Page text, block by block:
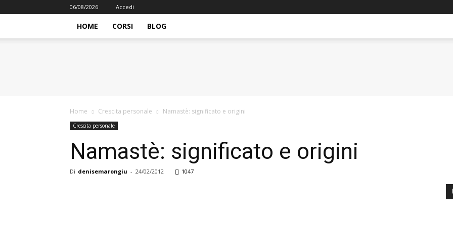
06/08/2026 Accedi
HOME CORSI BLOG
Home Crescita personale Namastè: significato e origini
Crescita personale
Namastè: significato e origini
Di denisemarongiu - 24/02/2012 1047